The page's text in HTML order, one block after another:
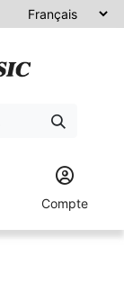
Compte